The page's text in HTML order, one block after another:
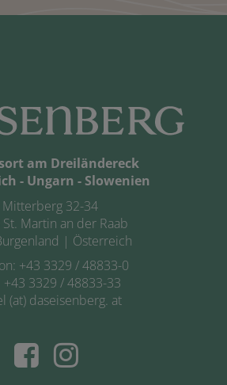
am Dreiländereck
- Ungarn - Slowenien
Mitterberg 32-34
Martin an der Raab
| Österreich
+43 3329 / 48833-0
+43 3329 / 48833-33
(at) daseisenberg. at